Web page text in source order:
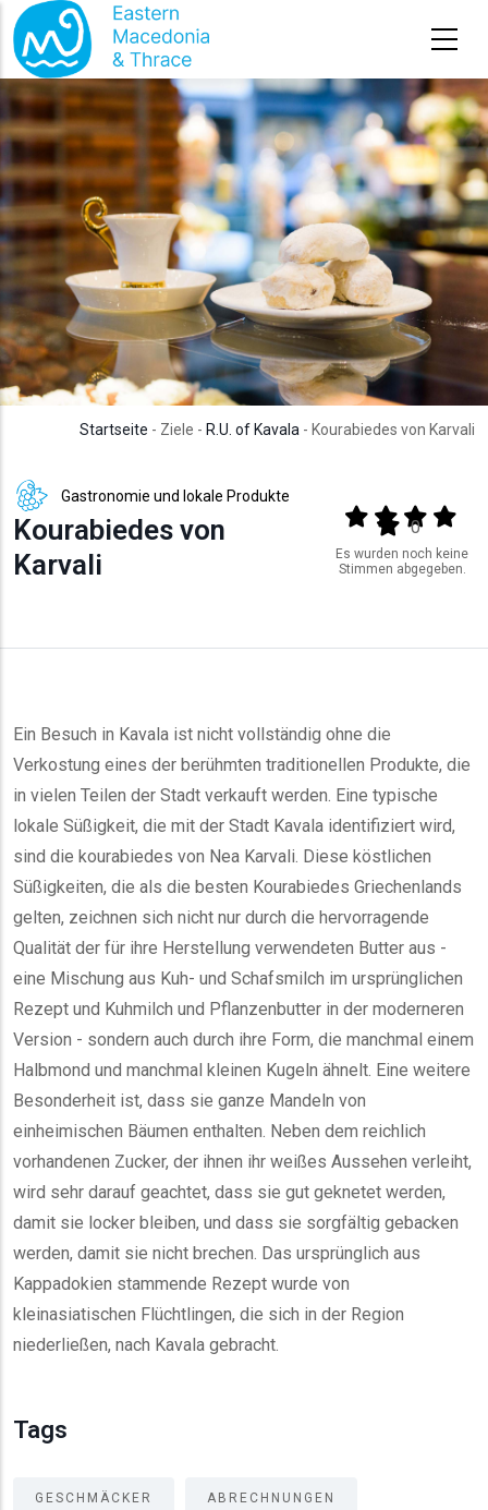
Direkt zum Inhalt
Startseite - Ziele - R.U. of Kavala - Kourabiedes von Karvali
Gastronomie und lokale Produkte
Kourabiedes von
Karvali
Output format
(star)(star)(star)
(star)
0
Es wurden noch keine
Stimmen abgegeben.
Ein Besuch in Kavala ist nicht vollständig ohne die
Verkostung eines der berühmten traditionellen Produkte, die
in vielen Teilen der Stadt verkauft werden. Eine typische
lokale Süßigkeit, die mit der Stadt Kavala identifiziert wird,
sind die kourabiedes von Nea Karvali. Diese köstlichen
Süßigkeiten, die als die besten Kourabiedes Griechenlands
gelten, zeichnen sich nicht nur durch die hervorragende
Qualität der für ihre Herstellung verwendeten Butter aus -
eine Mischung aus Kuh- und Schafsmilch im ursprünglichen
Rezept und Kuhmilch und Pflanzenbutter in der moderneren
Version - sondern auch durch ihre Form, die manchmal einem
Halbmond und manchmal kleinen Kugeln ähnelt. Eine weitere
Besonderheit ist, dass sie ganze Mandeln von
einheimischen Bäumen enthalten. Neben dem reichlich
vorhandenen Zucker, der ihnen ihr weißes Aussehen verleiht,
wird sehr darauf geachtet, dass sie gut geknetet werden,
damit sie locker bleiben, und dass sie sorgfältig gebacken
werden, damit sie nicht brechen. Das ursprünglich aus
Kappadokien stammende Rezept wurde von
kleinasiatischen Flüchtlingen, die sich in der Region
niederließen, nach Kavala gebracht.
Tags
GESCHMÄCKER ABRECHNUNGEN